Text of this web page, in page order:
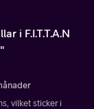
i F.I.T.T.A.N
vilket sticker i